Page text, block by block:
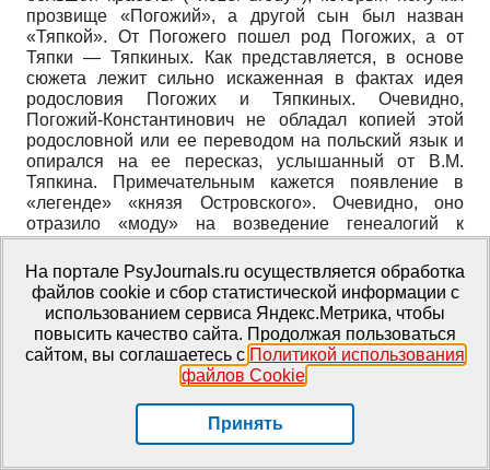
прозвище «Погожий», а другой сын был назван
«Тяпкой». От Погожего пошел род Погожих, а от
Тяпки — Тяпкиных. Как представляется, в основе
сюжета лежит сильно искаженная в фактах идея
родословия Погожих и Тяпкиных. Очевидно,
Погожий-Константинович не обладал копией этой
родословной или ее переводом на польский язык и
опирался на ее пересказ, услышанный от В.М.
Тяпкина. Примечательным кажется появление в
«легенде» «князя Островского». Очевидно, оно
отразило «моду» на возведение генеалогий к
знатным и православным предкам, заданную
Огинскими. Род князей Острожских — один из
наиболее известных православных родов Великого
княжества Литовского.
Второй сюжет «легенды» посвящен выезду в Литву с
двором Елены Ивановны предка Погожих-
Константиновичей. Согласно тексту Н.М. Краевского,
великая княжна Елена Даниловна («Helena Donilna»)
вышла замуж за короля Александра, и с ней в
Вильно было послано много знатных родов и
На портале PsyJournals.ru осуществляется обработка
файлов cookie и сбор статистической информации с
использованием сервиса Яндекс.Метрика, чтобы
повысить качество сайта. Продолжая пользоваться
сайтом, вы соглашаетесь с Политикой использования
файлов Cookie.
Принять